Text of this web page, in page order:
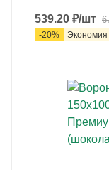
539.20 ₽/шт
-20% Экономия